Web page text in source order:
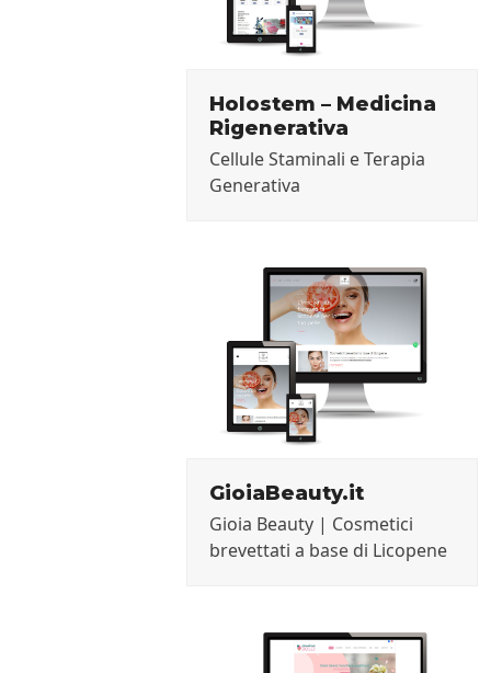
Holostem – Medicina
Rigenerativa
Cellule Staminali e Terapia
Generativa
GioiaBeauty.it
Gioia Beauty | Cosmetici
brevettati a base di Licopene